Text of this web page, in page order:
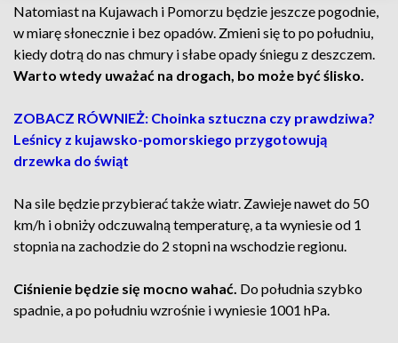
Natomiast na Kujawach i Pomorzu będzie jeszcze pogodnie,
w miarę słonecznie i bez opadów. Zmieni się to po południu,
kiedy dotrą do nas chmury i słabe opady śniegu z deszczem.
Warto wtedy uważać na drogach, bo może być ślisko.
ZOBACZ RÓWNIEŻ: Choinka sztuczna czy prawdziwa?
Leśnicy z kujawsko-pomorskiego przygotowują
drzewka do świąt
Na sile będzie przybierać także wiatr. Zawieje nawet do 50
km/h i obniży odczuwalną temperaturę, a ta wyniesie od 1
stopnia na zachodzie do 2 stopni na wschodzie regionu.
Ciśnienie będzie się mocno wahać. Do południa szybko
spadnie, a po południu wzrośnie i wyniesie 1001 hPa.